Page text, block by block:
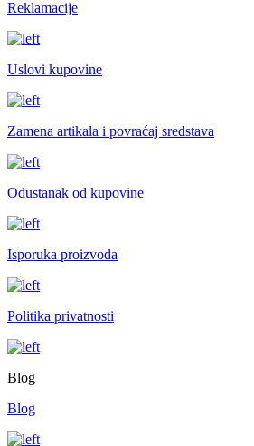
Reklamacije
Uslovi kupovine
Zamena artikala i povraćaj sredstava
Odustanak od kupovine
Isporuka proizvoda
Politika privatnosti
Blog
Blog